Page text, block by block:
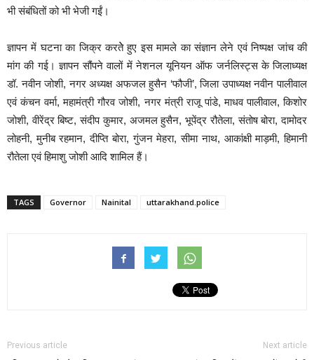
भी संबंधितों को भी भेजी गईं।
ज्ञापन में घटना का जिक्र करतेे हुए इस मामले का संज्ञान लेने एवं निष्पक्ष जांच की
मांग की गई। ज्ञापन सौंपने वालों में नेशनल यूनियन ऑफ जर्नलिस्ट्स के जिलाध्यक्ष
डॉ. नवीन जोशी, नगर अध्यक्ष अफजल हुसैन ‘फौजी’, जिला उपाध्यक्ष नवीन पालीवाल
एवं कंचन वर्मा, महामंत्री गौरव जोशी, नगर मंत्री राजू पांडे, माधव पालीवाल, किशोर
जोशी, वीरेंद्र बिष्ट, संदीप कुमार, अजमल हुसैन, भूपेंद्र रौतेला, संतोष बोरा, दामोदर
लोहनी, मुनीब रहमान, दीप्ति बोरा, गुंजन मेहरा, सीमा नाथ, आकांक्षी माड़मी, हिमानी
रौतेला एवं हिमाशु जोशी आदि शामिल हैं।
TAGS Governor Nainital uttarakhand.police
Previous article Next article